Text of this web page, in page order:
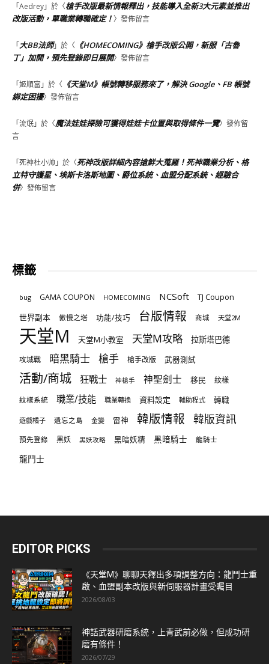
「Aedrey」於〈槍手改版最新情報釋出，技能導入全新3大元素並推出
改版活動，單職業轉職確定！〉發佈留言
「大BB法師」於〈 《HOMECOMING》槍手改版公開，新服「古魯
丁」加開，預先登錄即日展開〉發佈留言
「姬順富 」於〈 《天堂M》帳號轉移服務來了，解決 Google、FB 帳號
綁定困擾〉發佈留言
「流氓」於〈魔法娃娃探險可獲得娃娃卡位置與取得條件一覽〉發佈留
言
「死神杜小帅 」於〈死神改版詳細內容搶鮮大蒐羅！死神職業分析、格
立特守護星、埃斯卡洛斯地圖、爵位系統、血盟分配系統、經驗合
併〉發佈留言
標籤
bug GAMA COUPON HOMECOMING NCSoft
TJ Coupon
世界副本
傲慢之塔 功能/技巧 台版情報 商城 天堂2M
天堂M 天堂M小教室 天堂M攻略 拉斯塔巴德
攻城戰 暗黑騎士 槍手 槍手改版 武器測試
活動/商城 狂戰士 神槍手 神聖劍士 移民 紋樣
紋樣系統 職業/技能 職業轉換 資料設定 輔助程式 轉職
遊戲橘子 遺忘之島 金變 雷神 韓版情報 韓版資訊
預先登錄 黑妖 黑妖攻略 黑暗妖精 黑暗騎士 龍騎士
龍鬥士
EDITOR PICKS
《天堂M》聊聊天釋出多項調整方向：龍鬥士重
啟、血盟副本改版與新伺服器計畫受矚目
2026/08/03
神話武器研磨系統，上青武前必做，但成功研
磨有條件！
2026/07/29